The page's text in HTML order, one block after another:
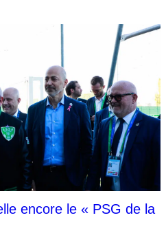
encore le « PSG de la